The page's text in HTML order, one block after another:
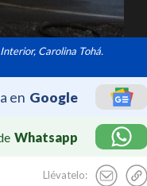
Carolina Tohá.
en Google
Whatsapp
Llévatelo: